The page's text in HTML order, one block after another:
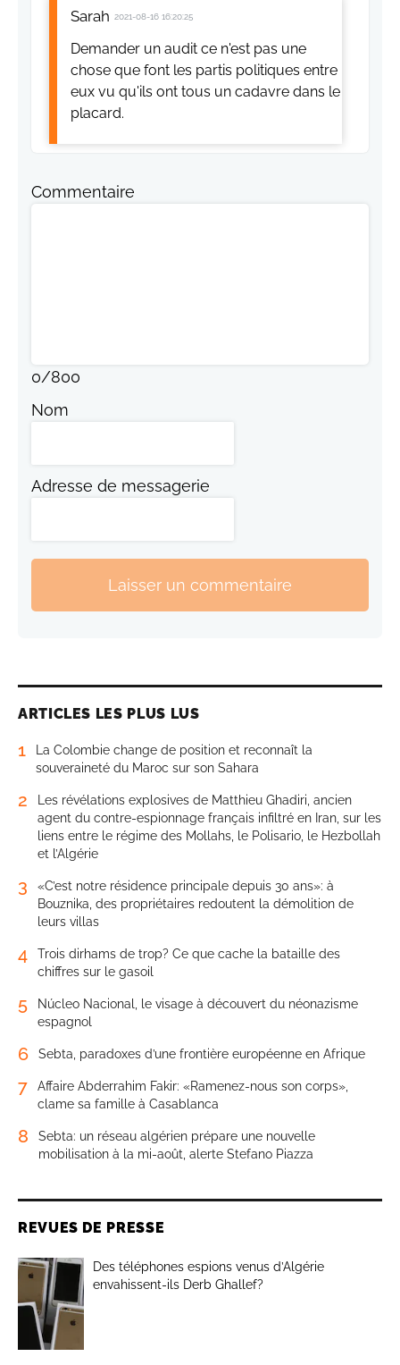
Sarah 2021-08-16 16:20:25
Demander un audit ce n'est pas une
chose que font les partis politiques entre
eux vu qu'ils ont tous un cadavre dans le
placard.
Commentaire
0/800
Nom
Adresse de messagerie
Laisser un commentaire
ARTICLES LES PLUS LUS
1
La Colombie change de position et reconnaît la
souveraineté du Maroc sur son Sahara
2
Les révélations explosives de Matthieu Ghadiri, ancien
agent du contre-espionnage français infiltré en Iran, sur les
liens entre le régime des Mollahs, le Polisario, le Hezbollah
et l’Algérie
3
«C’est notre résidence principale depuis 30 ans»: à
Bouznika, des propriétaires redoutent la démolition de
leurs villas
4
Trois dirhams de trop? Ce que cache la bataille des
chiffres sur le gasoil
5
Núcleo Nacional, le visage à découvert du néonazisme
espagnol
6 Sebta, paradoxes d’une frontière européenne en Afrique
7
Affaire Abderrahim Fakir: «Ramenez-nous son corps»,
clame sa famille à Casablanca
8
Sebta: un réseau algérien prépare une nouvelle
mobilisation à la mi-août, alerte Stefano Piazza
REVUES DE PRESSE
Des téléphones espions venus d’Algérie
envahissent-ils Derb Ghallef?